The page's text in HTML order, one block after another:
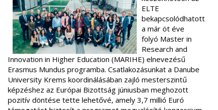
ELTE
bekapcsolódhatott
a már öt éve
folyó Master in
Research and
Innovation in Higher Education (MARIHE) elnevezésű
Erasmus Mundus programba. Csatlakozásunkat a Danube
University Krems koordinálásában zajló mesterszintű
képzéshez az Európai Bizottság júniusban meghozott
pozitív döntése tette lehetővé, amely 3,7 millió Euró